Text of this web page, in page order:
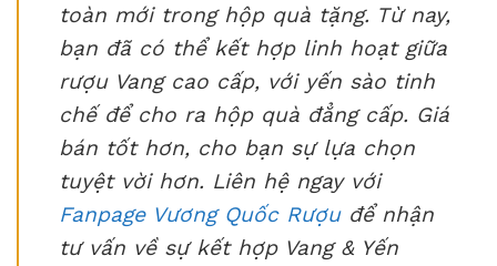
toàn mới trong hộp quà tặng. Từ nay,
bạn đã có thể kết hợp linh hoạt giữa
rượu Vang cao cấp, với yến sào tinh
chế để cho ra hộp quà đẳng cấp. Giá
bán tốt hơn, cho bạn sự lựa chọn
tuyệt vời hơn. Liên hệ ngay với
Fanpage Vương Quốc Rượuđể nhận
tư vấn về sự kết hợp Vang & Yến